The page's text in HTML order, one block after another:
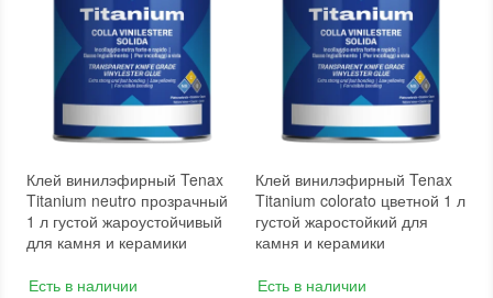
Клей винилэфирный Tenax
Titanium neutro прозрачный
1 л густой жароустойчивый
для камня и керамики
Есть в наличии
Клей винилэфирный Tenax
Titanium colorato цветной 1 л
густой жаростойкий для
камня и керамики
Есть в наличии